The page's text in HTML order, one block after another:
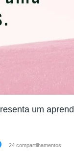
um
24 compartilhamentos